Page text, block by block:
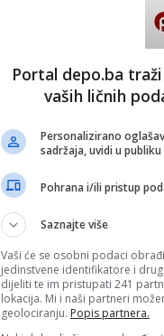
Portal depo.ba
vaših ličnih
Personalizirano
sadržaja, uvidi u
Pohrana i/ili pristup
Saznajte više
Vaši će se osobni podaci
jedinstvene identifikatore i
dijeliti te im pristupati 241
lokacija. Mi i naši partneri
geolociranju. Popis partnera.